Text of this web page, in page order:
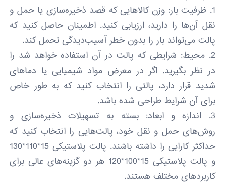
1. ظرفیت بار: وزن کالاهایی که قصد ذخیره‌سازی یا حمل و
نقل آن‌ها را دارید، ارزیابی کنید. اطمینان حاصل کنید که
پالت می‌تواند بار را بدون خطر آسیب‌دیدگی تحمل کند.
2. محیط: شرایطی که پالت در آن استفاده خواهد شد را
در نظر بگیرید. اگر در معرض مواد شیمیایی یا دماهای
شدید قرار دارد، پالتی را انتخاب کنید که به طور خاص
برای آن شرایط طراحی شده باشد.
3. اندازه و ابعاد: بسته به تسهیلات ذخیره‌سازی و
روش‌های حمل و نقل خود، پالت‌هایی را انتخاب کنید که
حداکثر کارایی را داشته باشند. پالت پلاستیکی 15*110*130
و پالت پلاستیکی 15*100*120 هر دو گزینه‌های عالی برای
کاربردهای مختلف هستند.